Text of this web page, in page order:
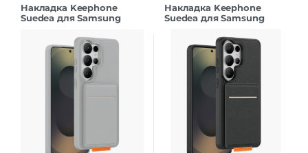
Накладка Keephone
Suedea для Samsung
Накладка Keephone
Suedea для Samsung